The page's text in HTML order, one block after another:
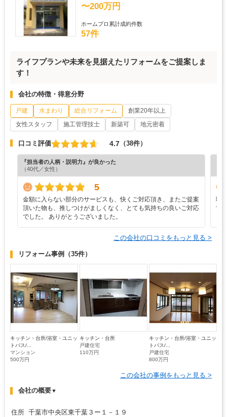
〜200万円
ホームプロ累計成約件数
57件
ライフプランや未来を見据えたリフォームをご提案しま
す！
会社の特徴・得意分野
戸建 水まわり 総合リフォーム
創業20年以上
女性スタッフ
施工管理技士 新築可 地元密着
口コミ評価 4.7 （38件）
『担当者の人柄・説明力』が良かった
（40代／女性）
5
金額に入らない部分のサービスも、快くご対応頂き、またご提案
頂いた物も、推しつけがましくなく、とても気持ちの良いご対応
でした。 ありがとうございました。
職
す
この会社の口コミをもっと見る >
リフォーム事例 （35件）
キッチン・台所/浴室・ユニッ
トバス/...
マンション
500万円
キッチン・台所
戸建住宅
110万円
キッチン・台所/浴室・ユニッ
トバス/...
戸建住宅
800万円
この会社の事例をもっと見る >
会社の概要▼
住所 千葉市中央区東千葉３ー１－１９